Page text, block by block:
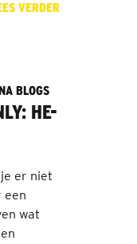
VERDER
BLOGS
HE-
er niet
een
wat